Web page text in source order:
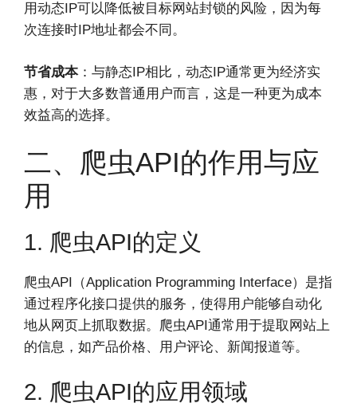
用动态IP可以降低被目标网站封锁的风险，因为每
次连接时IP地址都会不同。
节省成本：与静态IP相比，动态IP通常更为经济实
惠，对于大多数普通用户而言，这是一种更为成本
效益高的选择。
二、爬虫API的作用与应
用
1. 爬虫API的定义
爬虫API（Application Programming Interface）是指
通过程序化接口提供的服务，使得用户能够自动化
地从网页上抓取数据。爬虫API通常用于提取网站上
的信息，如产品价格、用户评论、新闻报道等。
2. 爬虫API的应用领域